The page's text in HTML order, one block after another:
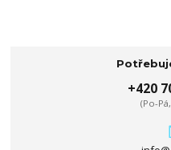
+420
(Po-